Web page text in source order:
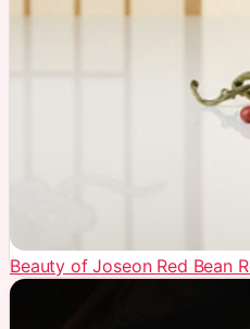
Beauty of Joseon Red Bean